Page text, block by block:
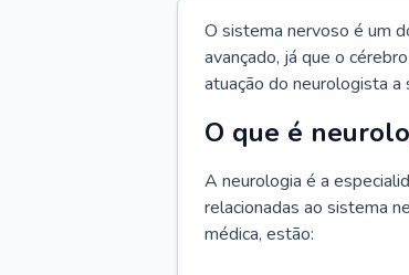
O sistema nervoso é um
avançado, já que o
atuação do neurologista a
O que é
A neurologia é a
relacionadas ao sistema
médica, estão: